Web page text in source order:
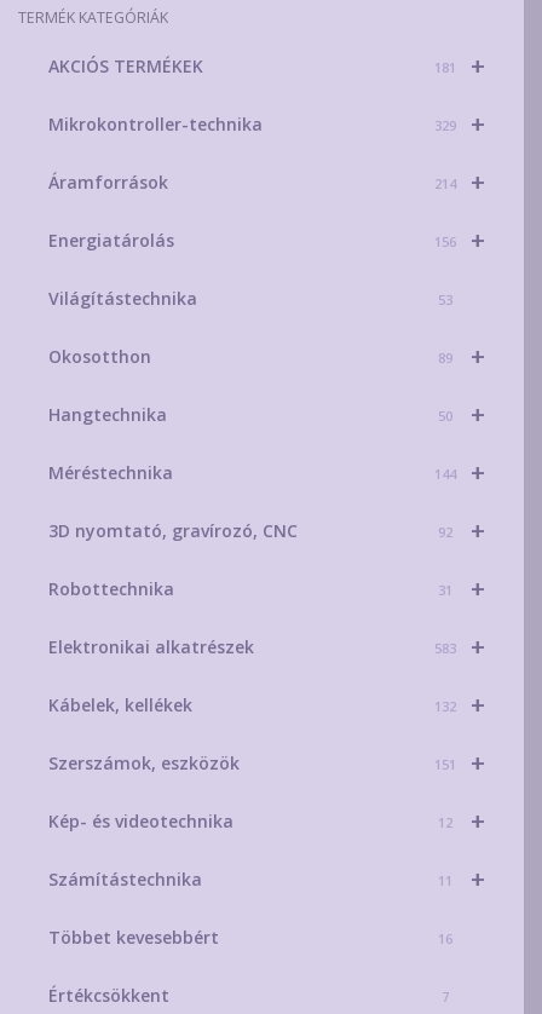
TERMÉK KATEGÓRIÁK
+
AKCIÓS TERMÉKEK 181
+
Mikrokontroller-technika 329
+
Áramforrások 214
+
Energiatárolás 156
Világítástechnika 53
+
Okosotthon 89
+
Hangtechnika 50
+
Méréstechnika 144
+
3D nyomtató, gravírozó, CNC 92
+
Robottechnika 31
+
Elektronikai alkatrészek 583
+
Kábelek, kellékek 132
+
Szerszámok, eszközök 151
+
Kép- és videotechnika 12
+
Számítástechnika 11
Többet kevesebbért 16
Értékcsökkent 7